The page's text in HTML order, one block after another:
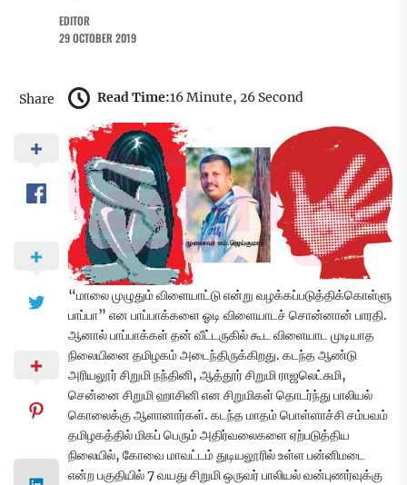
EDITOR
29 OCTOBER 2019
Share Read Time:16 Minute, 26 Second
“மாலை முழுதும் விளையாட்டு என்று வழக்கப்படுத்திக்கொள்ளு
பாப்பா” என பாப்பாக்களை ஓடி விளையாடச் சொன்னான் பாரதி.
ஆனால் பாப்பாக்கள் தன் வீட்டருகில் கூட விளையாட முடியாத
நிலையினை தமிழகம் அடைந்திருக்கிறது. கடந்த ஆண்டு
அரியலூர் சிறுமி நந்தினி, ஆத்தூர் சிறுமி ராஜலெட்சுமி,
சென்னை சிறுமி ஹாசினி என சிறுமிகள் தொடர்ந்து பாலியல்
கொலைக்கு ஆளானார்கள். கடந்த மாதம் பொள்ளாச்சி சம்பவம்
தமிழகத்தில் மிகப் பெரும் அதிர்வலைகளை ஏற்படுத்திய
நிலையில், கோவை மாவட்டம் துடியலூரில் உள்ள பன்னிமடை
என்ற பகுதியில் 7 வயது சிறுமி ஒருவர் பாலியல் வன்புணர்வுக்கு